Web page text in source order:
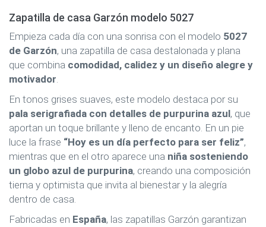
Zapatilla de casa Garzón modelo 5027
Empieza cada día con una sonrisa con el modelo 5027
de Garzón, una zapatilla de casa destalonada y plana
que combina comodidad, calidez y un diseño alegre y
motivador.
En tonos grises suaves, este modelo destaca por su
pala serigrafiada con detalles de purpurina azul, que
aportan un toque brillante y lleno de encanto. En un pie
luce la frase “Hoy es un día perfecto para ser feliz”,
mientras que en el otro aparece una niña sosteniendo
un globo azul de purpurina, creando una composición
tierna y optimista que invita al bienestar y la alegría
dentro de casa.
Fabricadas en España, las zapatillas Garzón garantizan